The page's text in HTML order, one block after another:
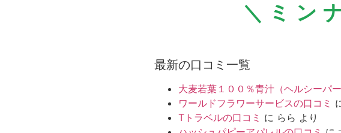
＼ミン
最新の口コミ一覧
大麦若葉１００％青汁（ヘルシーパ
ワールドフラワーサービスの口コミ
Tトラベルの口コミ に らら より